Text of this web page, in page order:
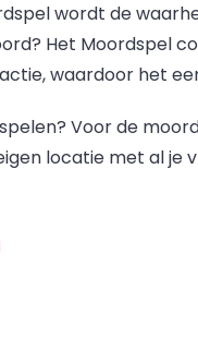
wordt de
Het Moordspel
waardoor het
Voor de
locatie met al je